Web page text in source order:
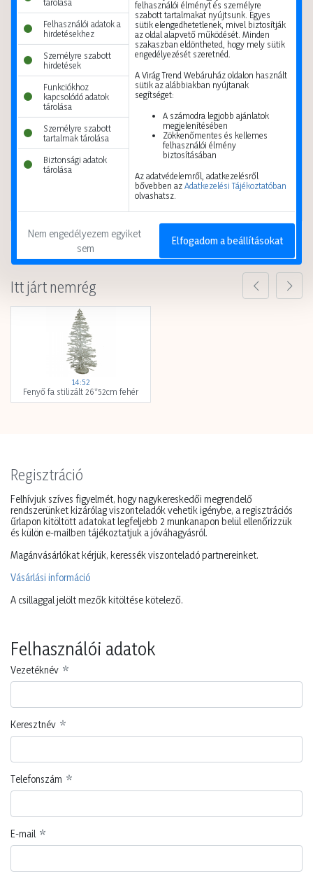
Selyemvirág csokor őszi 39cm sárga
5999124547049
A vásárláshoz
regisztráció
szükséges.
Selyemvirág dália 95cm 3fej több szín
5999124559400
A vásárláshoz
Kis karton
1 db
Itt járt nemrég
14:52
Fenyő fa stilizált 26*52cm fehér
Regisztráció
Felhívjuk szíves figyelmét, hogy nagykereskedői megrendelő
rendszerünket kizárólag viszonteladók vehetik igénybe, a regisztrációs
űrlapon kitöltött adatokat legfeljebb 2 munkanapon belül ellenőrizzük
és külön e-mailben tájékoztatjuk a jóváhagyásról.
Magánvásárlókat kérjük, keressék viszonteladó partnereinket.
Vásárlási információ
A csillaggal jelölt mezők kitöltése kötelező.
Felhasználói adatok
Vezetéknév
Keresztnév
Telefonszám
E-mail
Felhasználói adatok a
hirdetésekhez
Személyre szabott
hirdetések
Funkciókhoz
kapcsolódó adatok
tárolása
Személyre szabott
tartalmak tárolása
Biztonsági adatok
tárolása
felhasználói élményt és személyre
szabott tartalmakat nyújtsunk. Egyes
sütik elengedhetetlenek, mivel biztosítják
az oldal alapvető működését. Minden
szakaszban eldöntheted, hogy mely sütik
engedélyezését szeretnéd.
A Virág Trend Webáruház oldalon használt
sütik az alábbiakban nyújtanak
segítséget:
A számodra legjobb ajánlatok
megjelenítésében
Zökkenőmentes és kellemes
felhasználói élmény
biztosításában
Az adatvédelemről, adatkezelésről
bővebben azAdatkezelési Tájékoztatóban
olvashatsz.
Nem engedélyezem egyiket
sem
Elfogadom a beállításokat